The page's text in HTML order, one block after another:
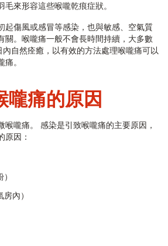
來形容這些喉嚨乾痕症狀。
起傷風或感冒等感染，也與敏感、空氣質
關。喉嚨痛一般不會長時間持續，大多數
自然痊癒，以有效的方法處理喉嚨痛可以
。
嚨痛的原因
喉嚨痛。 感染是引致喉嚨痛的主要原因，
原因：
內）